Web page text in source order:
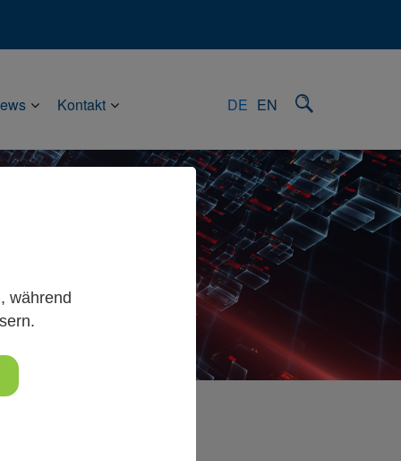
während
DE EN
Kontakt
Sysged geöffnet.